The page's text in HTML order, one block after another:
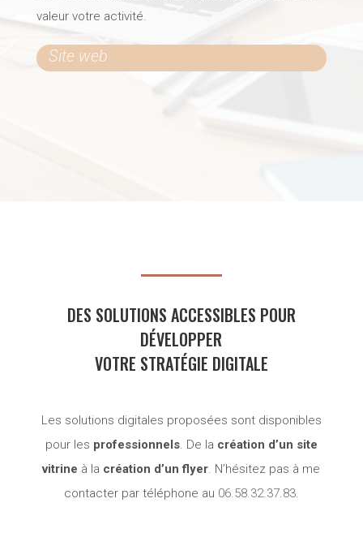
Site w|
valeur votre activité.
DES SOLUTIONS ACCESSIBLES POUR
DÉVELOPPER
VOTRE STRATÉGIE DIGITALE
Les solutions digitales proposées sont disponibles
pour les professionnels. De la création d’un site
vitrine à la création d’un flyer. N’hésitez pas à me
contacter par téléphone au 06.58.32.37.83.